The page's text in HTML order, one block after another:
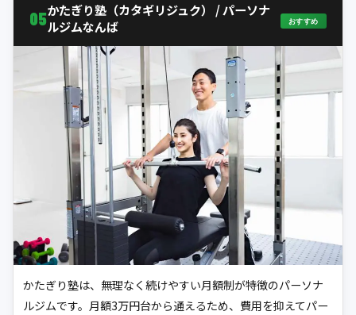
05かたぎり塾（カタギリジュク） / パーソナ
ルジムなんば
おすすめ
かたぎり塾は、無理なく続けやすい月額制が特徴のパーソナ
ルジムです。月額3万円台から通えるため、費用を抑えてパー